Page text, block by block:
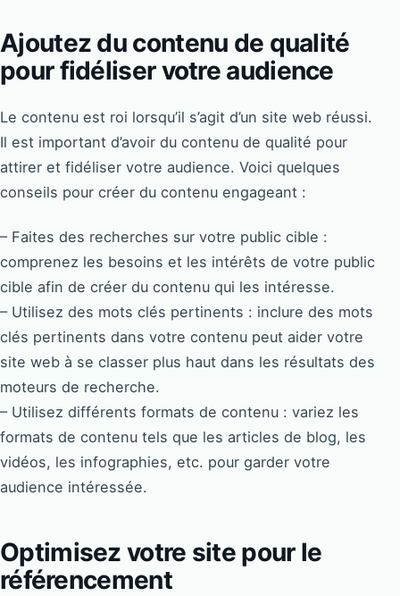
Ajoutez du contenu de qualité
pour fidéliser votre audience
Le contenu est roi lorsqu’il s’agit d’un site web réussi.
Il est important d’avoir du contenu de qualité pour
attirer et fidéliser votre audience. Voici quelques
conseils pour créer du contenu engageant :
– Faites des recherches sur votre public cible :
comprenez les besoins et les intérêts de votre public
cible afin de créer du contenu qui les intéresse.
– Utilisez des mots clés pertinents : inclure des mots
clés pertinents dans votre contenu peut aider votre
site web à se classer plus haut dans les résultats des
moteurs de recherche.
– Utilisez différents formats de contenu : variez les
formats de contenu tels que les articles de blog, les
vidéos, les infographies, etc. pour garder votre
audience intéressée.
Optimisez votre site pour le
référencement